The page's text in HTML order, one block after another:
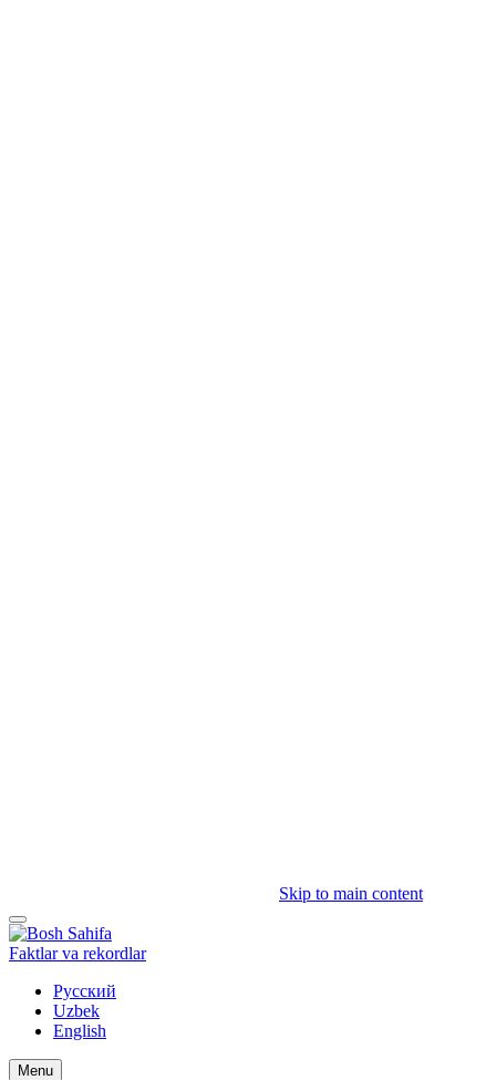
Skip to main content
Faktlar va rekordlar
Русский
Uzbek
English
Menu